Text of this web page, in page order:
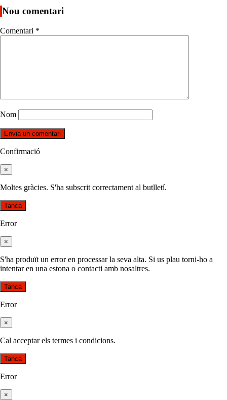
Nou comentari
Comentari *
Nom
Confirmació
×
Moltes gràcies. S'ha subscrit correctament al butlletí.
Tanca
Error
×
S'ha produït un error en processar la seva alta. Si us plau torni-ho a
intentar en una estona o contacti amb nosaltres.
Tanca
Error
×
Cal acceptar els termes i condicions.
Tanca
Error
×